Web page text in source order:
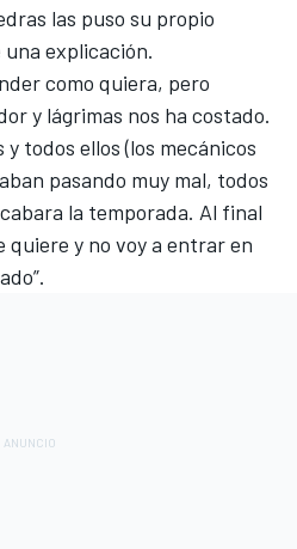
las puso su propio
explicación.
como quiera, pero
y lágrimas nos ha costado.
todos ellos (los mecánicos
pasando muy mal, todos
la temporada. Al final
quiere y no voy a entrar en